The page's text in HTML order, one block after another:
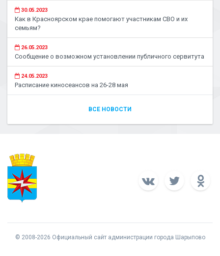
30.05.2023
Как в Красноярском крае помогают участникам СВО и их
семьям?
26.05.2023
Сообщение о возможном установлении публичного сервитута
24.05.2023
Расписание киносеансов на 26-28 мая
ВСЕ НОВОСТИ
© 2008-2026 Официальный сайт администрации города Шарыпово